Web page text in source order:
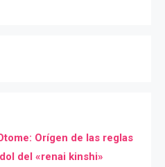
Orígen de las reglas
del «renai kinshi»